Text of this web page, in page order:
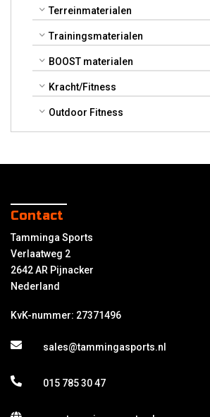
Terreinmaterialen
Trainingsmaterialen
BOOST materialen
Kracht/Fitness
Outdoor Fitness
Contact
Tamminga Sports
Verlaatweg 2
2642 AR Pijnacker
Nederland
KvK-nummer: 27371496
sales@tammingasports.nl
015 785 30 47